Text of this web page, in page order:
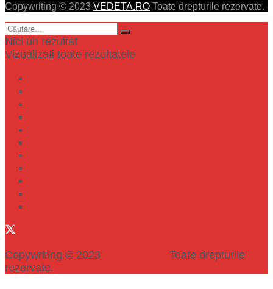
Copywriting © 2023 VEDETA.RO Toate drepturile rezervate.
Nici un rezultat
Vizualizați toate rezultatele
Copywriting © 2023
Toate drepturile
rezervate.